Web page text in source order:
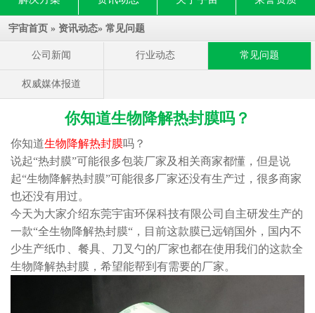
宇宙首页 » 资讯动态» 常见问题
公司新闻 行业动态 常见问题
权威媒体报道
你知道生物降解热封膜吗？
你知道生物降解热封膜吗？
说起“热封膜”可能很多包装厂家及相关商家都懂，但是说
起“生物降解热封膜”可能很多厂家还没有生产过，很多商家
也还没有用过。
今天为大家介绍东莞宇宙环保科技有限公司自主研发生产的
一款“全生物降解热封膜“，目前这款膜已远销国外，国内不
少生产纸巾、餐具、刀叉勺的厂家也都在使用我们的这款全
生物降解热封膜，希望能帮到有需要的厂家。